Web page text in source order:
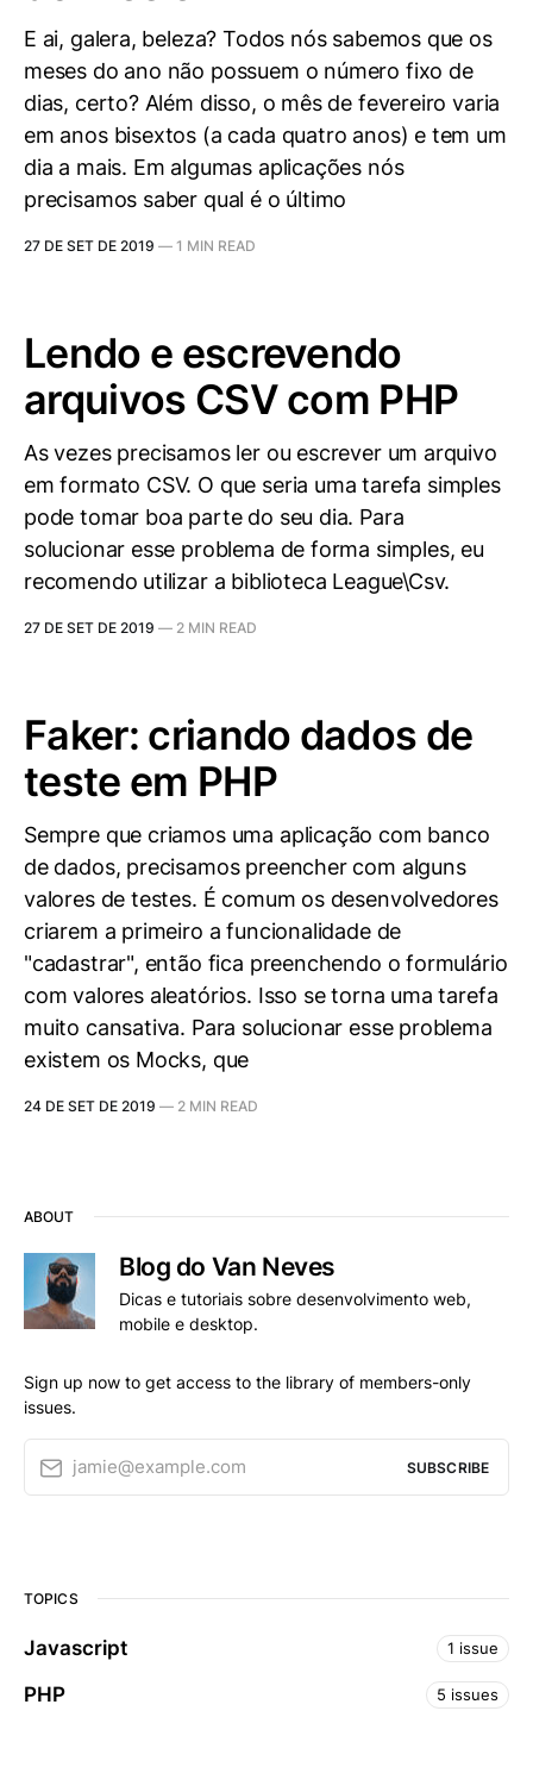
E ai, galera, beleza? Todos nós sabemos que os
meses do ano não possuem o número fixo de
dias, certo? Além disso, o mês de fevereiro varia
em anos bisextos (a cada quatro anos) e tem um
dia a mais. Em algumas aplicações nós
precisamos saber qual é o último
27 DE SET DE 2019 — 1 MIN READ
Lendo e escrevendo
arquivos CSV com PHP
As vezes precisamos ler ou escrever um arquivo
em formato CSV. O que seria uma tarefa simples
pode tomar boa parte do seu dia. Para
solucionar esse problema de forma simples, eu
recomendo utilizar a biblioteca League\Csv.
27 DE SET DE 2019 — 2 MIN READ
Faker: criando dados de
teste em PHP
Sempre que criamos uma aplicação com banco
de dados, precisamos preencher com alguns
valores de testes. É comum os desenvolvedores
criarem a primeiro a funcionalidade de
"cadastrar", então fica preenchendo o formulário
com valores aleatórios. Isso se torna uma tarefa
muito cansativa. Para solucionar esse problema
existem os Mocks, que
24 DE SET DE 2019 — 2 MIN READ
ABOUT
Blog do Van Neves
Dicas e tutoriais sobre desenvolvimento web,
mobile e desktop.
Sign up now to get access to the library of members-only
issues.
jamie@example.com SUBSCRIBE
TOPICS
Javascript 1 issue
PHP 5 issues